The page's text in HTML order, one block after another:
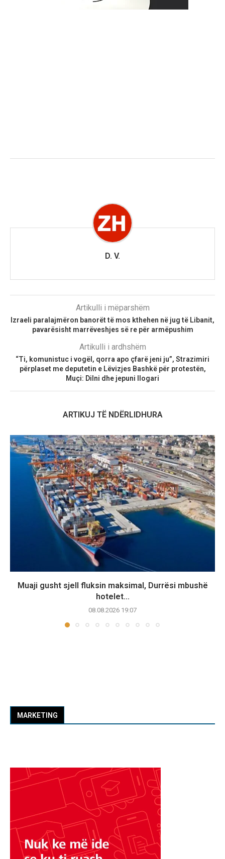
D. V.
Artikulli i mëparshëm
Izraeli paralajmëron banorët të mos kthehen në jug të Libanit,
pavarësisht marrëveshjes së re për armëpushim
Artikulli i ardhshëm
“Ti, komunistuc i vogël, qorra apo çfarë jeni ju”, Strazimiri
përplaset me deputetin e Lëvizjes Bashkë për protestën,
Muçi: Dilni dhe jepuni llogari
ARTIKUJ TË NDËRLIDHURA
Muaji gusht sjell fluksin maksimal, Durrësi mbushë
hotelet...
08.08.2026 19:07
MARKETING